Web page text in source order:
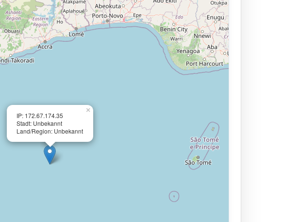
IP: 172.67.174.35
Stadt: Unbekannt
Land/Region: Unbekannt
×